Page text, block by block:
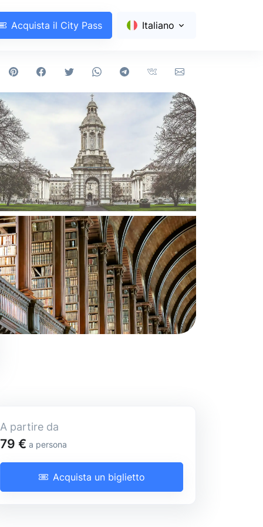
Acquista il City Pass Italiano
A partire da
79 € a persona
Acquista un biglietto